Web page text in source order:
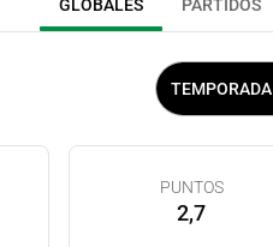
GLOBALES PARTIDOS
TEMPORADA
PUNTOS
2,7